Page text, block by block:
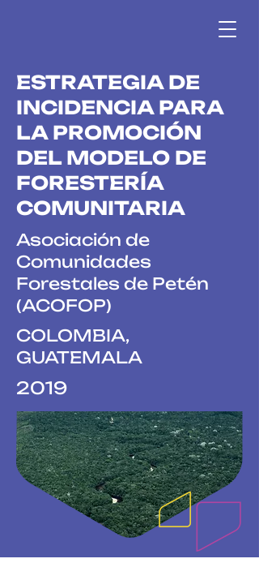
ESTRATEGIA DE
INCIDENCIA PARA
LA PROMOCIÓN
DEL MODELO DE
FORESTERÍA
COMUNITARIA
Asociación de
Comunidades
Forestales de Petén
(ACOFOP)
COLOMBIA,
GUATEMALA
2019